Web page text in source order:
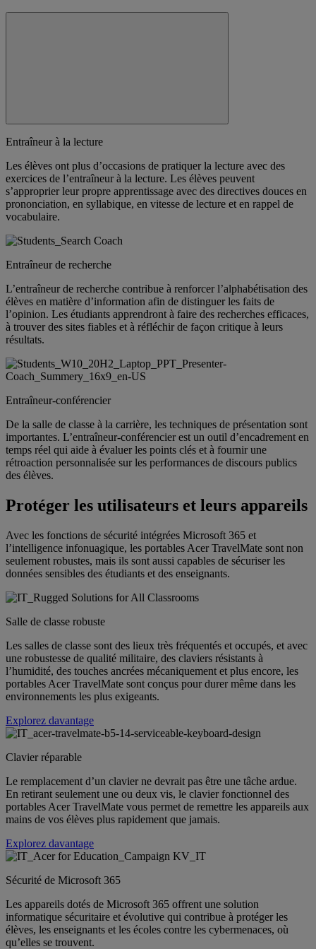
Entraîneur à la lecture
Les élèves ont plus d’occasions de pratiquer la lecture avec des
exercices de l’entraîneur à la lecture. Les élèves peuvent
s’approprier leur propre apprentissage avec des directives douces en
prononciation, en syllabique, en vitesse de lecture et en rappel de
vocabulaire.
Entraîneur de recherche
L’entraîneur de recherche contribue à renforcer l’alphabétisation des
élèves en matière d’information afin de distinguer les faits de
l’opinion. Les étudiants apprendront à faire des recherches efficaces,
à trouver des sites fiables et à réfléchir de façon critique à leurs
résultats.
Entraîneur-conférencier
De la salle de classe à la carrière, les techniques de présentation sont
importantes. L’entraîneur-conférencier est un outil d’encadrement en
temps réel qui aide à évaluer les points clés et à fournir une
rétroaction personnalisée sur les performances de discours publics
des élèves.
Protéger les utilisateurs et leurs appareils
Avec les fonctions de sécurité intégrées Microsoft 365 et
l’intelligence infonuagique, les portables Acer TravelMate sont non
seulement robustes, mais ils sont aussi capables de sécuriser les
données sensibles des étudiants et des enseignants.
Salle de classe robuste
Les salles de classe sont des lieux très fréquentés et occupés, et avec
une robustesse de qualité militaire, des claviers résistants à
l’humidité, des touches ancrées mécaniquement et plus encore, les
portables Acer TravelMate sont conçus pour durer même dans les
environnements les plus exigeants.
Explorez davantage
Clavier réparable
Le remplacement d’un clavier ne devrait pas être une tâche ardue.
En retirant seulement une ou deux vis, le clavier fonctionnel des
portables Acer TravelMate vous permet de remettre les appareils aux
mains de vos élèves plus rapidement que jamais.
Explorez davantage
Sécurité de Microsoft 365
Les appareils dotés de Microsoft 365 offrent une solution
informatique sécuritaire et évolutive qui contribue à protéger les
élèves, les enseignants et les écoles contre les cybermenaces, où
qu’elles se trouvent.